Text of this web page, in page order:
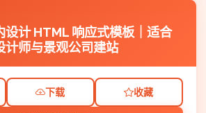
设计 HTML 响应式模板｜适合
计师与景观公司建站
下载 收藏